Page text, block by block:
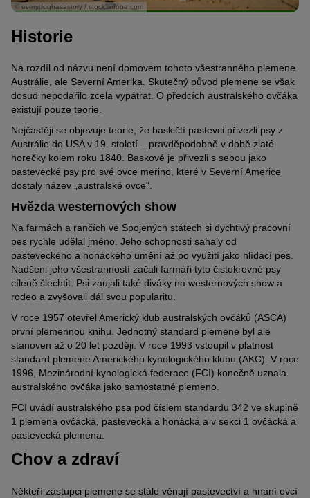
© everydoghasastory / stock.adobe.com
Historie
Na rozdíl od názvu není domovem tohoto všestranného plemene
Austrálie, ale Severní Amerika. Skutečný původ plemene se však
dosud nepodařilo zcela vypátrat. O předcích australského ovčáka
existují pouze teorie.
Nejčastěji se objevuje teorie, že baskičtí pastevci přivezli psy z
Austrálie do USA v 19. století – pravděpodobně v době zlaté
horečky kolem roku 1840. Baskové je přivezli s sebou jako
pastevecké psy pro své ovce merino, které v Severní Americe
dostaly název „australské ovce“.
Hvězda westernových show
Na farmách a rančích ve Spojených státech si dychtivý pracovní
pes rychle udělal jméno. Jeho schopnosti sahaly od
pasteveckého a honáckého umění až po využití jako hlídací pes.
Nadšeni jeho všestranností začali farmáři tyto čistokrevné psy
cíleně šlechtit. Psi zaujali také diváky na westernových show a
rodeo a zvyšovali dál svou popularitu.
V roce 1957 otevřel Americký klub australských ovčáků (ASCA)
první plemennou knihu. Jednotný standard plemene byl ale
stanoven až o 20 let později. V roce 1993 vstoupil v platnost
standard plemene Amerického kynologického klubu (AKC). V roce
1996, Mezinárodní kynologická federace (FCI) konečně uznala
australského ovčáka jako samostatné plemeno.
FCI uvádí australského psa pod číslem standardu 342 ve skupině
1 plemena ovčácká, pastevecká a honácká a v sekci 1 ovčácká a
pastevecká plemena.
Chov a zdraví
Někteří zástupci plemene se stále věnují pastevectví a hnaní ovcí